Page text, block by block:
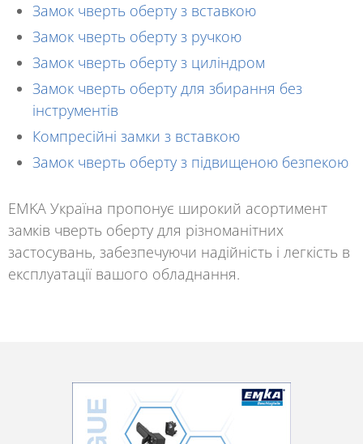
Замок чверть оберту з вставкою
Замок чверть оберту з ручкою
Замок чверть оберту з циліндром
Замок чверть оберту для збирання без
інструментів
Компресійні замки з вставкою
Замок чверть оберту з підвищеною безпекою
EMKA Україна пропонує широкий асортимент
замків чверть оберту для різноманітних
застосувань, забезпечуючи надійність і легкість в
експлуатації вашого обладнання.